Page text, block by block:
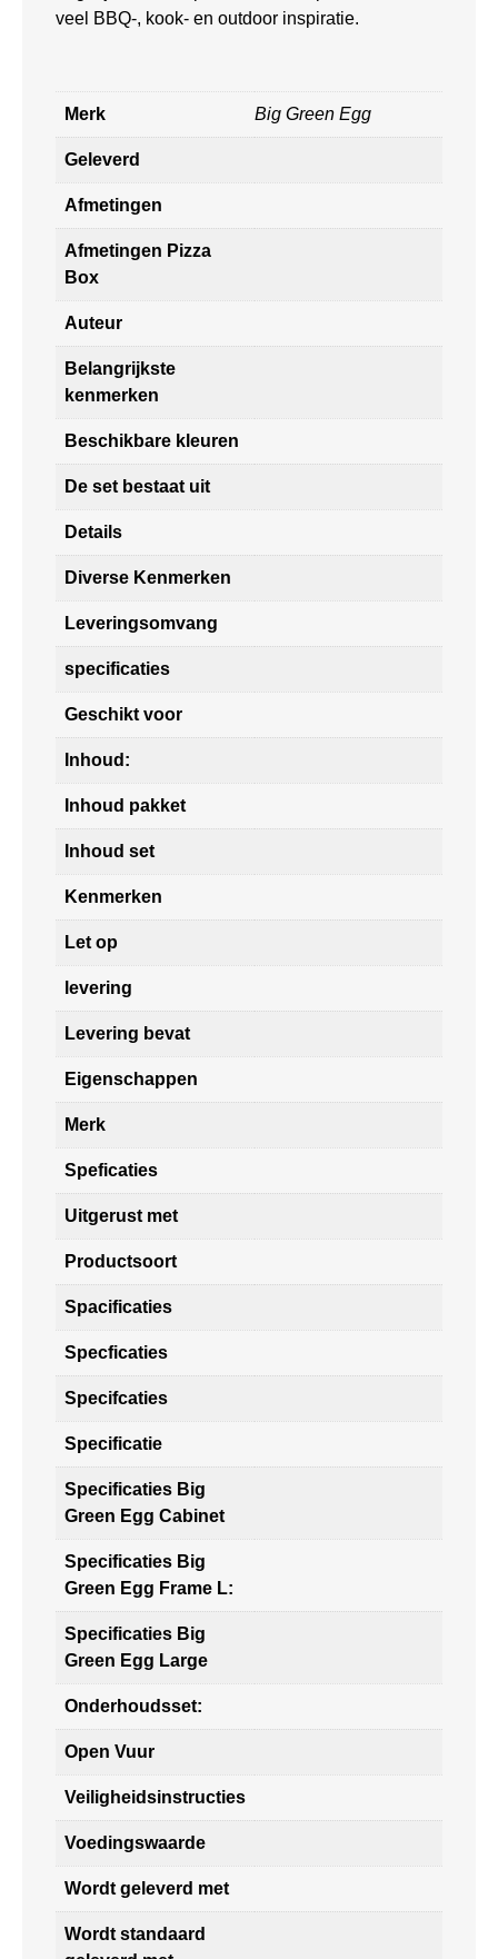
veel BBQ-, kook- en outdoor inspiratie.
Merk Big Green Egg
Geleverd
Afmetingen
Afmetingen Pizza
Box
Auteur
Belangrijkste
kenmerken
Beschikbare kleuren
De set bestaat uit
Details
Diverse Kenmerken
Leveringsomvang
specificaties
Geschikt voor
Inhoud:
Inhoud pakket
Inhoud set
Kenmerken
Let op
levering
Levering bevat
Eigenschappen
Merk
Speficaties
Uitgerust met
Productsoort
Spacificaties
Specficaties
Specifcaties
Specificatie
Specificaties Big
Green Egg Cabinet
Specificaties Big
Green Egg Frame L:
Specificaties Big
Green Egg Large
Onderhoudsset:
Open Vuur
Veiligheidsinstructies
Voedingswaarde
Wordt geleverd met
Wordt standaard